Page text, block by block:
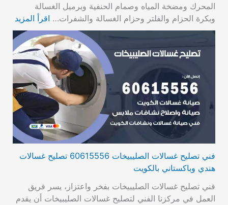
المحرك ومضخة المياه وصمام الحنفية وبرميل الغسالة
وبكرة الحزام والفلتر وحزام الغسالة والشفرات… اقرأ المزيد
فني تصليح غسالات الصليبيخات 60615556 تصليح غسالات
هندي وباكستاني بالكويت
فني تصليح غسالات الصليبيخات بفخر واعتزاز، يسر فريق
العمل في مركزنا الفني لتصليح غسالات الصليبيخات أن يقدم